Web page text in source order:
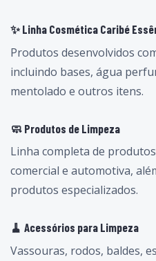
✨ Linha Cosmética Caribé
Produtos desenvolvidos
incluindo bases, água
mentolado e outros itens.
🧼 Produtos de Limpeza
Linha completa de
comercial e automotiva,
produtos especializados.
🧹 Acessórios para Limpeza
Vassouras, rodos, baldes,